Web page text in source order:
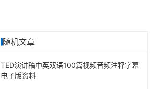
随机文章
TED演讲稿中英双语100篇视频音频注释字幕
电子版资料